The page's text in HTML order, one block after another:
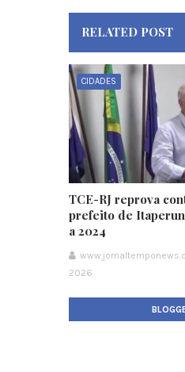
RELATED POST
CIDADES
TCE-RJ reprova
prefeito de
a 2024
2026